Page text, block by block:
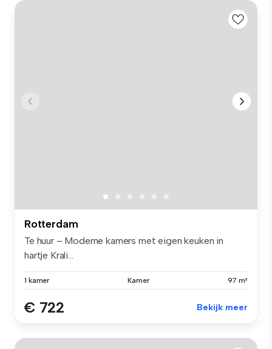
Rotterdam
Te huur – Moderne kamers met eigen keuken in
hartje Krali...
1 kamer Kamer 97 m²
€ 722 Bekijk meer